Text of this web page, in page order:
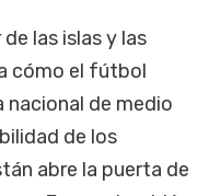
las islas y las
cómo el fútbol
nacional de medio
de los
abre la puerta de